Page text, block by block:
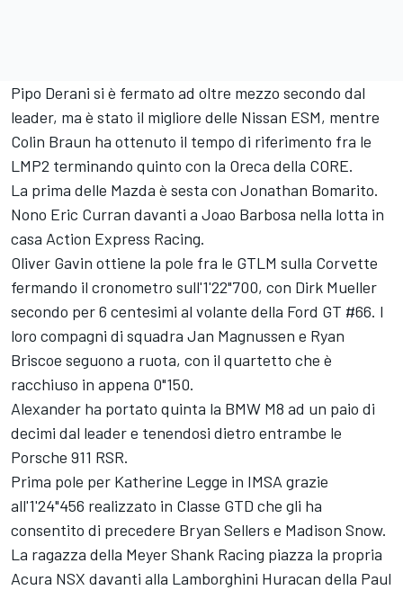
Pipo Derani si è fermato ad oltre mezzo secondo dal
leader, ma è stato il migliore delle Nissan ESM, mentre
Colin Braun ha ottenuto il tempo di riferimento fra le
LMP2 terminando quinto con la Oreca della CORE.
La prima delle Mazda è sesta con Jonathan Bomarito.
Nono Eric Curran davanti a Joao Barbosa nella lotta in
casa Action Express Racing.
Oliver Gavin ottiene la pole fra le GTLM sulla Corvette
fermando il cronometro sull'1'22"700, con Dirk Mueller
secondo per 6 centesimi al volante della Ford GT #66. I
loro compagni di squadra Jan Magnussen e Ryan
Briscoe seguono a ruota, con il quartetto che è
racchiuso in appena 0"150.
Alexander ha portato quinta la BMW M8 ad un paio di
decimi dal leader e tenendosi dietro entrambe le
Porsche 911 RSR.
Prima pole per Katherine Legge in IMSA grazie
all'1'24"456 realizzato in Classe GTD che gli ha
consentito di precedere Bryan Sellers e Madison Snow.
La ragazza della Meyer Shank Racing piazza la propria
Acura NSX davanti alla Lamborghini Huracan della Paul